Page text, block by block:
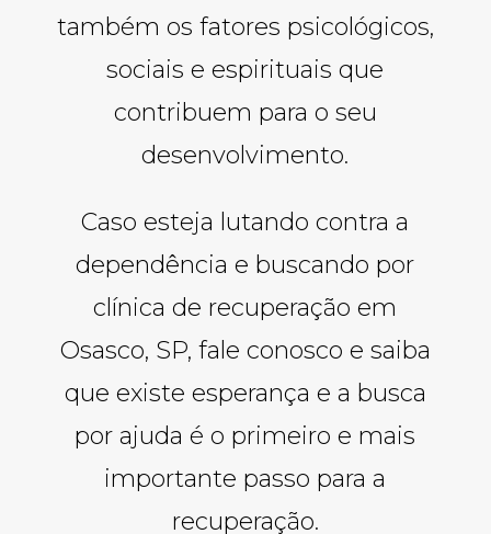
também os fatores psicológicos,
sociais e espirituais que
contribuem para o seu
desenvolvimento.
Caso esteja lutando contra a
dependência e buscando por
clínica de recuperação em
Osasco, SP, fale conosco e saiba
que existe esperança e a busca
por ajuda é o primeiro e mais
importante passo para a
recuperação.